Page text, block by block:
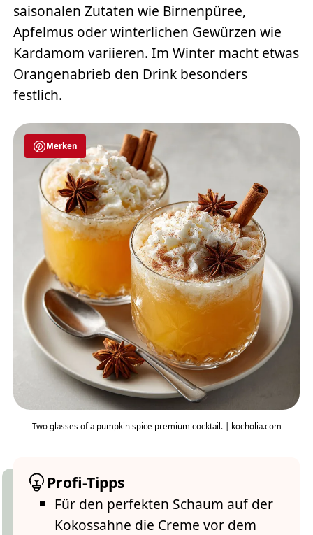
saisonalen Zutaten wie Birnenpüree,
Apfelmus oder winterlichen Gewürzen wie
Kardamom variieren. Im Winter macht etwas
Orangenabrieb den Drink besonders
festlich.
Merken
Two glasses of a pumpkin spice premium cocktail. | kocholia.com
Profi-Tipps
Für den perfekten Schaum auf der
Kokossahne die Creme vor dem